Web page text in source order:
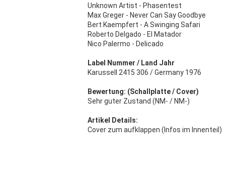
Unknown Artist - Phasentest
Max Greger - Never Can Say Goodbye
Bert Kaempfert - A Swinging Safari
Roberto Delgado - El Matador
Nico Palermo - Delicado
Label Nummer / Land Jahr
Karussell 2415 306 / Germany 1976
Bewertung: (Schallplatte / Cover)
Sehr guter Zustand (NM- / NM-)
Artikel Details:
Cover zum aufklappen (Infos im Innenteil)